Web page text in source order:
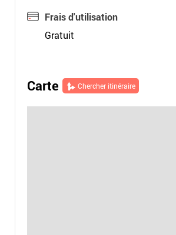
Frais d'utilisation
Gratuit
Carte Chercher itinéraire